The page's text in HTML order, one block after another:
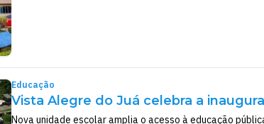
Educação
Vista Alegre do Juá celebra a
Nova unidade escolar amplia o acesso à educação